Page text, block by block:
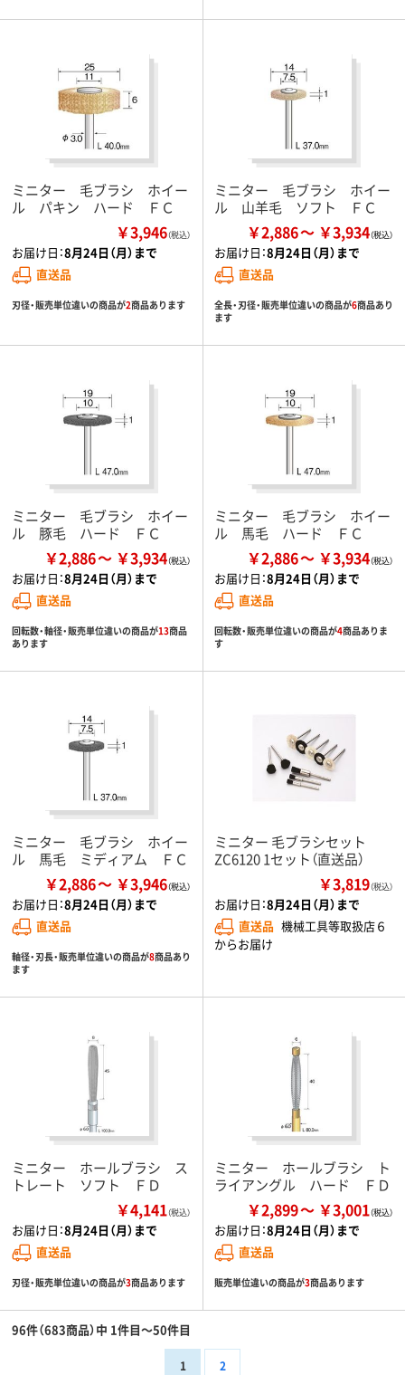
ミニター 毛ブラシ ホイー
ル パキン ハード ＦＣ
￥3,946（税込）
お届け日：8月24日（月）まで
直送品
刃径・販売単位違いの商品が2商品あります
ミニター 毛ブラシ ホイー
ル 山羊毛 ソフト ＦＣ
￥2,886 ￥3,934
お届け日：8月24日（月）まで
直送品
全長・刃径・販売単位違いの商品が6商品あり
ます
ミニター 毛ブラシ ホイー
ル 豚毛 ハード ＦＣ
￥2,886 ￥3,934
お届け日：8月24日（月）まで
直送品
回転数・軸径・販売単位違いの商品が13商品
あります
ミニター 毛ブラシ ホイー
ル 馬毛 ハード ＦＣ
￥2,886 ￥3,934
お届け日：8月24日（月）まで
直送品
回転数・販売単位違いの商品が4商品ありま
す
ミニター 毛ブラシ ホイー
ル 馬毛 ミディアム ＦＣ
￥2,886 ￥3,946
お届け日：8月24日（月）まで
直送品
軸径・刃長・販売単位違いの商品が8商品あり
ます
ミニター 毛ブラシセット
ZC6120 1セット（直送品）
￥3,819（税込）
お届け日：8月24日（月）まで
直送品 機械工具等取扱店６
からお届け
ミニター ホールブラシ ス
トレート ソフト ＦＤ
￥4,141（税込）
お届け日：8月24日（月）まで
直送品
刃径・販売単位違いの商品が3商品あります
ミニター ホールブラシ ト
ライアングル ハード ＦＤ
￥2,899 ￥3,001
お届け日：8月24日（月）まで
直送品
販売単位違いの商品が3商品あります
96件（683商品）中 1件目～50件目
1 2